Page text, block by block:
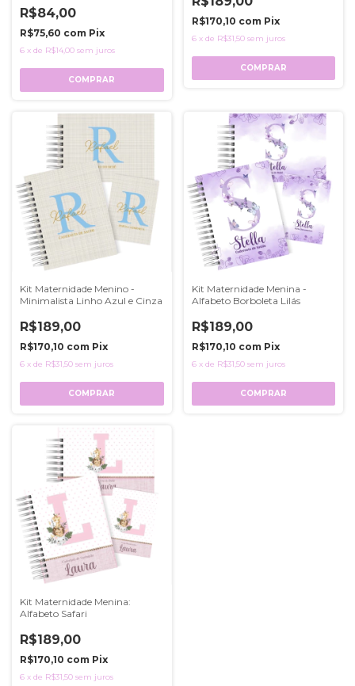
R$84,00
R$75,60 com Pix
6 x de R$14,00 sem juros
COMPRAR
R$170,10 com Pix
6 x de R$31,50 sem juros
COMPRAR
Kit Maternidade Menino -
Minimalista Linho Azul e Cinza
R$189,00
R$170,10 com Pix
6 x de R$31,50 sem juros
COMPRAR
Kit Maternidade Menina -
Alfabeto Borboleta Lilás
R$189,00
R$170,10 com Pix
6 x de R$31,50 sem juros
COMPRAR
Kit Maternidade Menina:
Alfabeto Safari
R$189,00
R$170,10 com Pix
6 x de R$31,50 sem juros